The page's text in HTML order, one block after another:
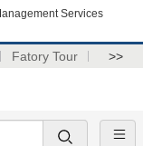
Services
Fatory Tour >>